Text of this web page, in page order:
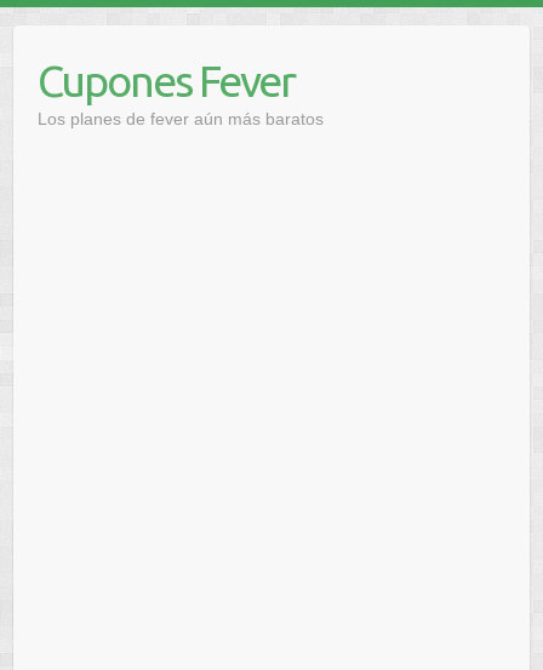
contenidoCupones Fever
Los planes de fever aún más baratos